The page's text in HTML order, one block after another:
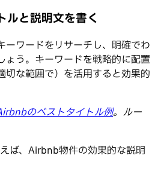
ルと説明文を書く
ーワードをリサーチし、明確でわ
ょう。キーワードを戦略的に配置
切な範囲で）を活用すると効果的
のベストタイトル例。ルー
ば、Airbnb物件の効果的な説明